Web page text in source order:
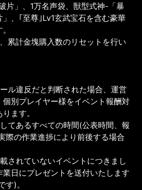
片」、1万名声袋、獣型式神-「暴
、｢至尊｣Lv1玄武宝石を含む豪華
累計金塊購入数のリセットを行い
ル違反だと判断された場合、運営
別プレイヤー様をイベント報酬対
ます。
てあるすべての時間(公表時間、報
際の作業進捗により前後する場合
されていないイベントにつきまし
日にプレゼントを送付いたします
す)。